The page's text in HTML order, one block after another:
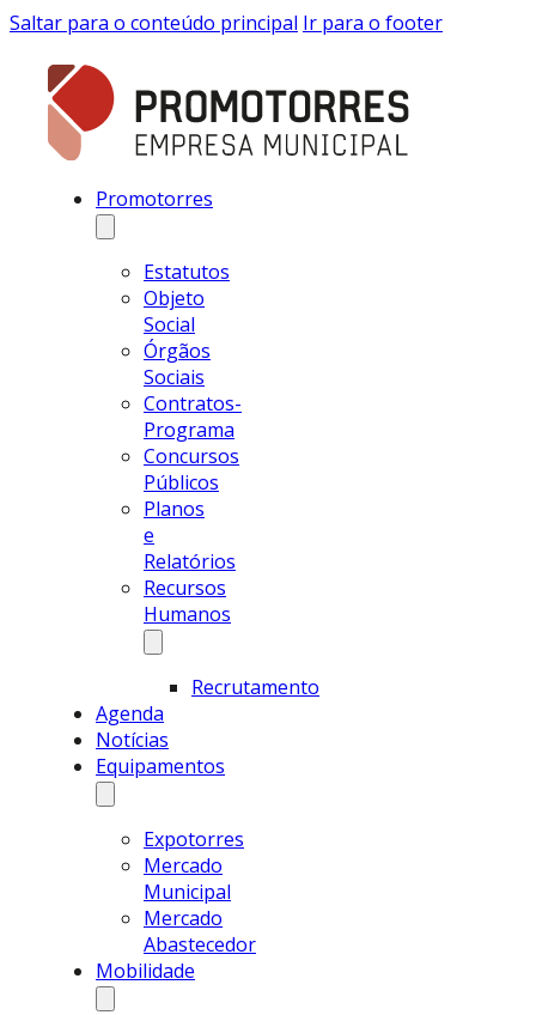
Saltar para o conteúdo principal Ir para o footer
Promotorres
Estatutos
Objeto
Social
Órgãos
Sociais
Contratos-
Programa
Concursos
Públicos
Planos
e
Relatórios
Recursos
Humanos
Recrutamento
Agenda
Notícias
Equipamentos
Expotorres
Mercado
Municipal
Mercado
Abastecedor
Mobilidade